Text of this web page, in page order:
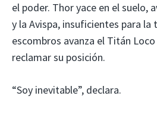
el poder. Thor yace en el suelo,
y la Avispa, insuficientes para la
escombros avanza el Titán
reclamar su posición.
“Soy inevitable”, declara.